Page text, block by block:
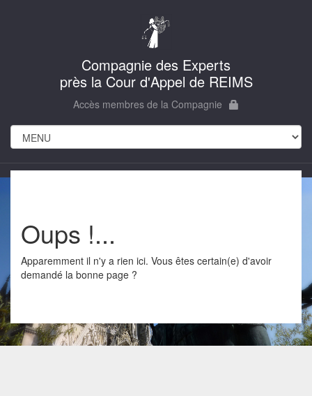
Compagnie des Experts
près la Cour d'Appel de REIMS
Accès membres de la Compagnie
Oups !...
Apparemment il n'y a rien ici. Vous êtes certain(e) d'avoir
demandé la bonne page ?